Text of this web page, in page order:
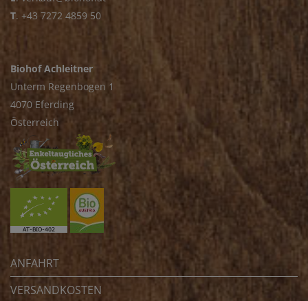
T. +43 7272 4859 50
Biohof Achleitner
Unterm Regenbogen 1
4070 Eferding
Österreich
ANFAHRT
VERSANDKOSTEN